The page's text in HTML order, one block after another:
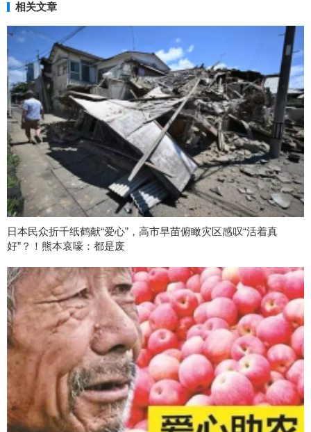
相关文章
日本民众折千纸鹤献“爱心”，高市早苗俯瞰灾区感叹“活着真
好”？！熊本哀嚎：都是废